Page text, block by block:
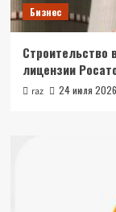
Бизнес
Строительство
лицензии
raz 24 июля 2026